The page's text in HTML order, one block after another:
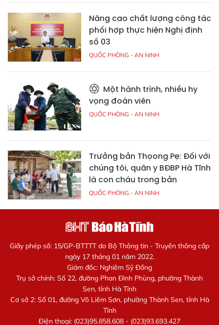
Nâng cao chất lượng công tác
phối hợp thực hiện Nghị định
số 03
QUỐC PHÒNG - AN NINH
Một hành trình, nhiều hy
vọng đoàn viên
QUỐC PHÒNG - AN NINH
Trưởng bản Thọong Pẹ: Đối với
chúng tôi, quân y BĐBP Hà Tĩnh
là con cháu trong bản
QUỐC PHÒNG - AN NINH
Giấy phép số: 15/GP-BTTTT do Bộ Thông tin - Truyền thông cấp
ngày 17 tháng 01 năm 2022.
Giám đốc: Nghiêm Sỹ Đống
Trụ sở chính: Số 22, đường Phan Đình Phùng, phường Thành
Sen, tỉnh Hà Tĩnh
Cơ sở 2: Số 01, đường Võ Liêm Sơn, phường Thành Sen, tỉnh Hà
Tĩnh
Điện thoại: (023)95.858.608 - (023)93.693.427